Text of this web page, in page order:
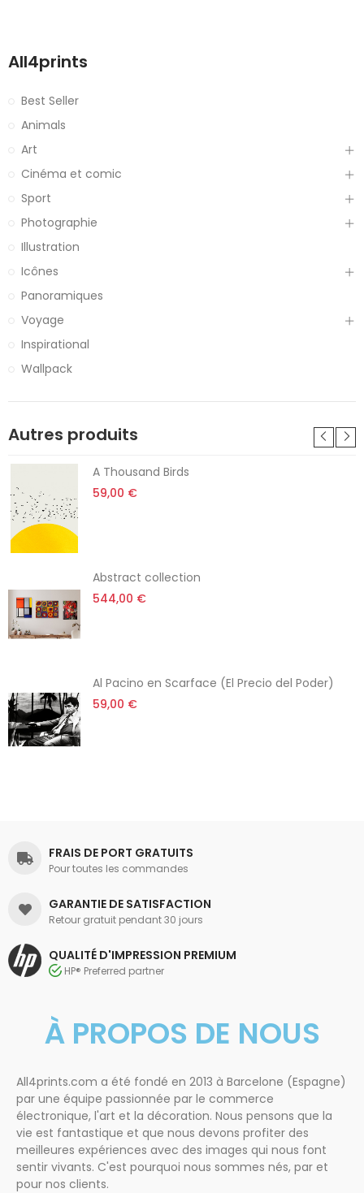
All4prints
Best Seller
Animals
Art
Cinéma et comic
Sport
Photographie
Illustration
Icônes
Panoramiques
Voyage
Inspirational
Wallpack
Autres produits
A Thousand Birds
59,00 €
Abstract collection
544,00 €
Al Pacino en Scarface (El Precio del Poder)
59,00 €
FRAIS DE PORT GRATUITS
Pour toutes les commandes
GARANTIE DE SATISFACTION
Retour gratuit pendant 30 jours
QUALITÉ D'IMPRESSION PREMIUM
HP® Preferred partner
À PROPOS DE NOUS
All4prints.com a été fondé en 2013 à Barcelone (Espagne)
par une équipe passionnée par le commerce
électronique, l'art et la décoration. Nous pensons que la
vie est fantastique et que nous devons profiter des
meilleures expériences avec des images qui nous font
sentir vivants. C'est pourquoi nous sommes nés, par et
pour nos clients.